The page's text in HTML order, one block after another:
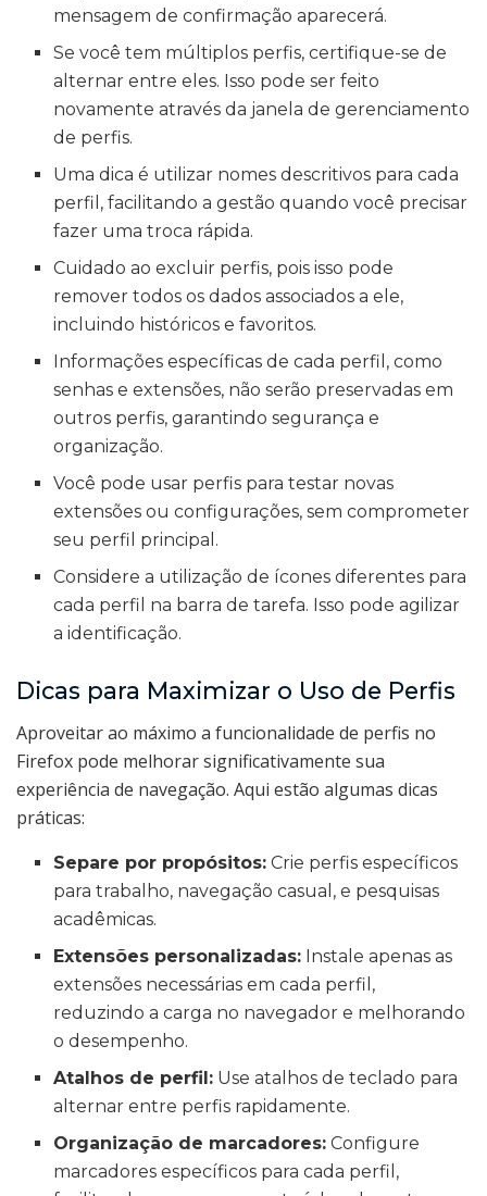
mensagem de confirmação aparecerá.
Se você tem múltiplos perfis, certifique-se de
alternar entre eles. Isso pode ser feito
novamente através da janela de gerenciamento
de perfis.
Uma dica é utilizar nomes descritivos para cada
perfil, facilitando a gestão quando você precisar
fazer uma troca rápida.
Cuidado ao excluir perfis, pois isso pode
remover todos os dados associados a ele,
incluindo históricos e favoritos.
Informações específicas de cada perfil, como
senhas e extensões, não serão preservadas em
outros perfis, garantindo segurança e
organização.
Você pode usar perfis para testar novas
extensões ou configurações, sem comprometer
seu perfil principal.
Considere a utilização de ícones diferentes para
cada perfil na barra de tarefa. Isso pode agilizar
a identificação.
Dicas para Maximizar o Uso de Perfis
Aproveitar ao máximo a funcionalidade de perfis no
Firefox pode melhorar significativamente sua
experiência de navegação. Aqui estão algumas dicas
práticas:
Separe por propósitos: Crie perfis específicos
para trabalho, navegação casual, e pesquisas
acadêmicas.
Extensões personalizadas: Instale apenas as
extensões necessárias em cada perfil,
reduzindo a carga no navegador e melhorando
o desempenho.
Atalhos de perfil: Use atalhos de teclado para
alternar entre perfis rapidamente.
Organização de marcadores: Configure
marcadores específicos para cada perfil,